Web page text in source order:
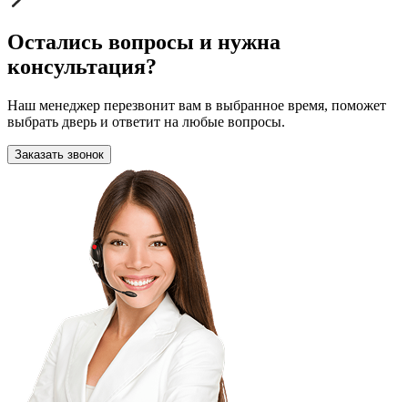
Остались вопросы и нужна
консультация?
Наш менеджер перезвонит вам в выбранное время, поможет
выбрать дверь и ответит на любые вопросы.
Заказать звонок